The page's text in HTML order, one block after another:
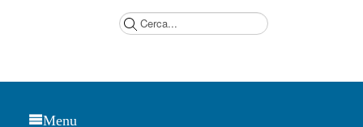
Menu